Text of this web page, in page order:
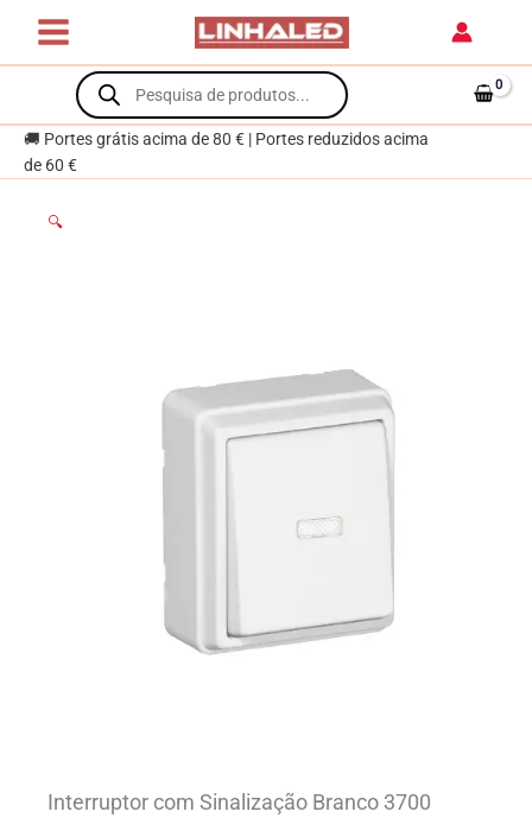
content
Products
search
🚚 Portes grátis acima de 80 € | Portes reduzidos acima
de 60 €
🔍
Interruptor com Sinalização Branco 3700
com
Sinalização